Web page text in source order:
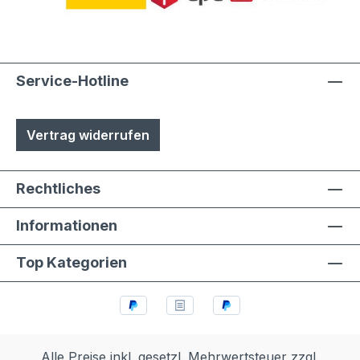
Service-Hotline
Vertrag widerrufen
Rechtliches
Informationen
Top Kategorien